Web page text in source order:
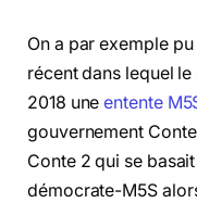
On a par exemple
récent dans lequel
2018 uneentente
gouvernement
Conte 2 qui se
démocrate-M5S